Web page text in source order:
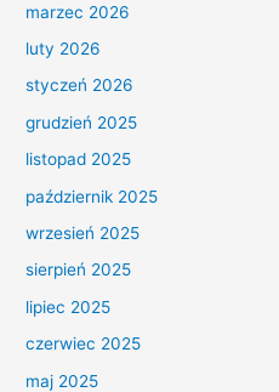
marzec 2026
luty 2026
styczeń 2026
grudzień 2025
listopad 2025
październik 2025
wrzesień 2025
sierpień 2025
lipiec 2025
czerwiec 2025
maj 2025